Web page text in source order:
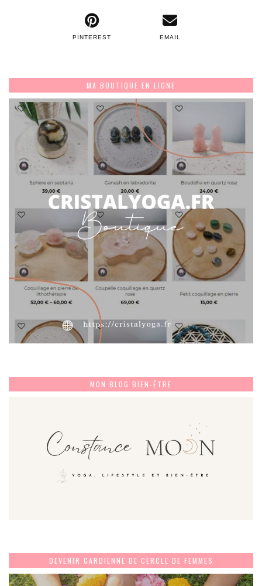
PINTEREST EMAIL
MA BOUTIQUE EN LIGNE
MON BLOG BIEN-ÊTRE
DEVENIR GARDIENNE DE CERCLE DE FEMMES